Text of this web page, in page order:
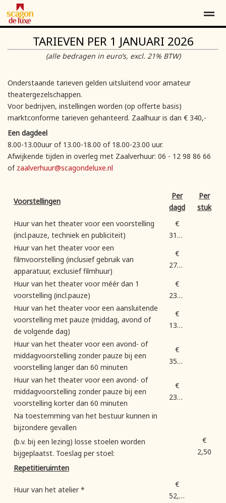
Contact Over ons Word vriend*
Home Locatie Agenda Contact
TARIEVEN PER 1 JANUARI 2026
(alle bedragen in euro’s, excl. 21% BTW)
Onderstaande tarieven gelden uitsluitend voor amateur
theatergezelschappen.
Voor bedrijven, instellingen worden (op offerte basis)
marktconforme tarieven gehanteerd. Zaalhuur is dan € 340,-
Een dagdeel
8.00-13.00uur of 13.00-18.00 of 18.00-23.00 uur.
Afwijkende tijden in overleg met Zaalverhuur: 06 - 12 98 86 66
of zaalverhuur@scagondeluxe.nl
Voorstellingen
Per
dagdeel
Per
stuk
Huur van het theater voor een voorstelling
(incl.pauze, techniek en publiciteit)
€
310,00
Huur van het theater voor een
filmvoorstelling (inclusief gebruik van
apparatuur, exclusief filmhuur)
€
270,00
Huur van het theater voor méér dan 1
voorstelling (incl.pauze)
€
230,00
Huur van het theater voor een aansluitende
voorstelling met pauze (middag, avond of
de volgende dag)
€
135,00
Huur van het theater voor een avond- of
middagvoorstelling zonder pauze bij een
voorstelling langer dan 60 minuten
€
350,00
Huur van het theater voor een avond- of
middagvoorstelling zonder pauze bij een
voorstelling korter dan 60 minuten
€
230,00
Na toestemming van het bestuur kunnen in
bijzondere gevallen
(b.v. bij een lezing) losse stoelen worden
bijgeplaatst. Toeslag per stoel:
€
2,50
Repetitieruimten
Huur van het atelier *
€
52,50